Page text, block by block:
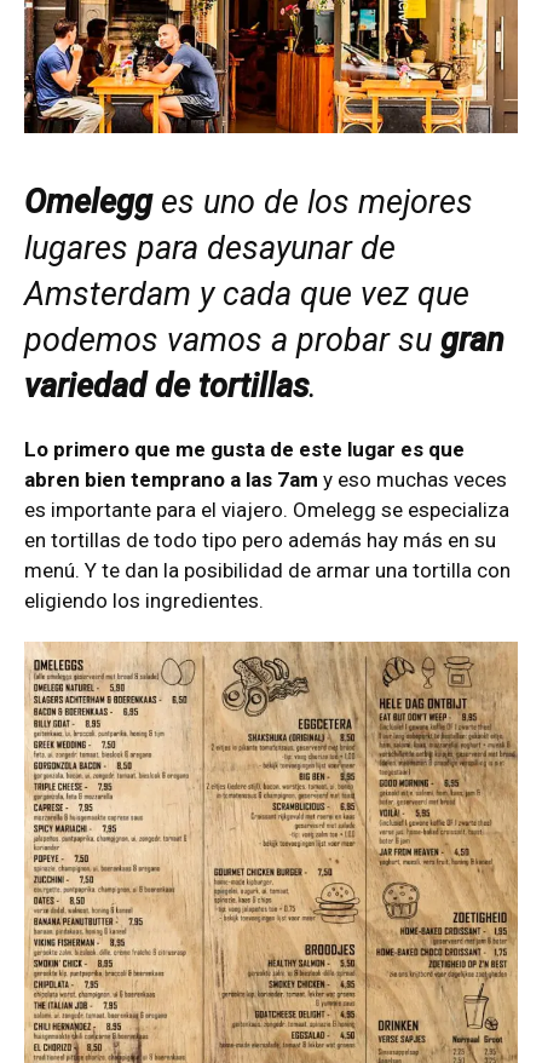
Omelegges uno de los mejores
lugares para desayunar de
Amsterdam y cada que vez que
podemos vamos a probar su gran
variedad de tortillas.
Lo primero que me gusta de este lugar es que
abren bien temprano a las 7am y eso muchas veces
es importante para el viajero. Omelegg se especializa
en tortillas de todo tipo pero además hay más en su
menú. Y te dan la posibilidad de armar una tortilla con
eligiendo los ingredientes.